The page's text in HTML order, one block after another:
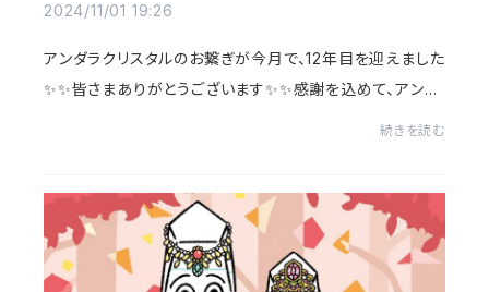
2024/11/01 19:26
アンダラクリスタルのお繋ぎが今月で、12年目を迎えました
✨✨皆さまありがとうございます✨✨感謝を込めて、アンダ
続きを読む